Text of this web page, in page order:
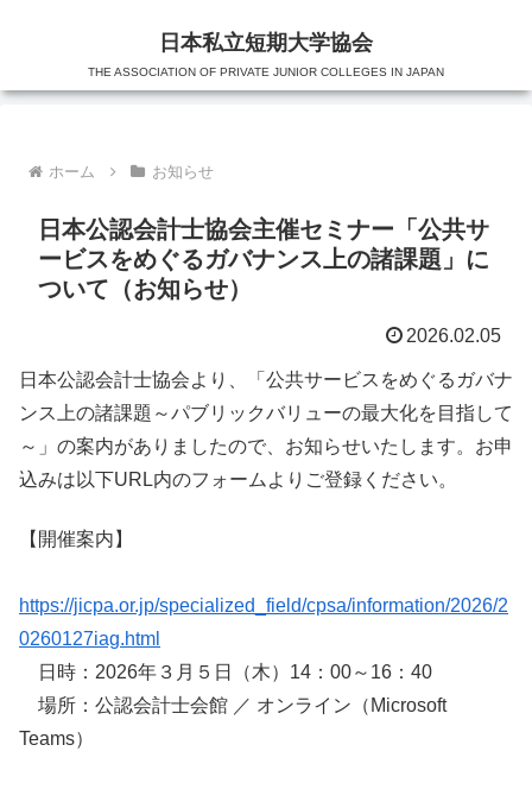
日本私立短期大学協会
THE ASSOCIATION OF PRIVATE JUNIOR COLLEGES IN JAPAN
ホーム お知らせ
日本公認会計士協会主催セミナー「公共サ
ービスをめぐるガバナンス上の諸課題」に
ついて（お知らせ）
2026.02.05
日本公認会計士協会より、「公共サービスをめぐるガバナ
ンス上の諸課題～パブリックバリューの最大化を目指して
～」の案内がありましたので、お知らせいたします。お申
込みは以下URL内のフォームよりご登録ください。
【開催案内】
https://jicpa.or.jp/specialized_field/cpsa/information/2026/2
0260127iag.html
日時：2026年３月５日（木）14：00～16：40
場所：公認会計士会館 ／ オンライン（Microsoft
Teams）